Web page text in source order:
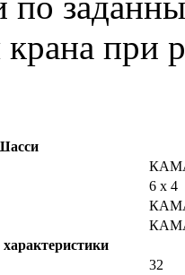
крана при
6 x 4
32